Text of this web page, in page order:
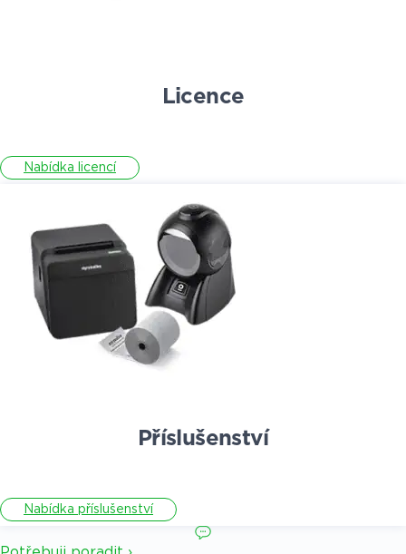
Licence
Nabídka licencí
Příslušenství
Nabídka příslušenství